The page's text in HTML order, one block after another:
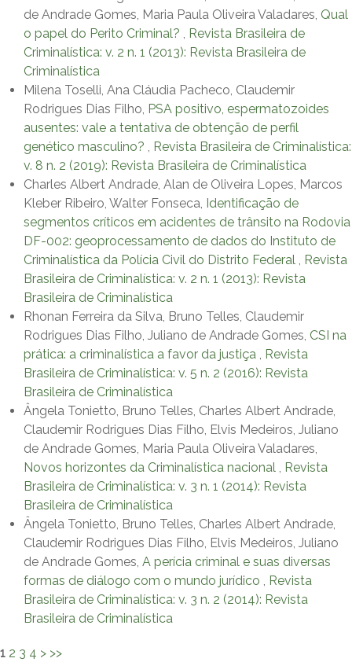
de Andrade Gomes, Maria Paula Oliveira Valadares, Qual
o papel do Perito Criminal? , Revista Brasileira de
Criminalística: v. 2 n. 1 (2013): Revista Brasileira de
Criminalística
Milena Toselli, Ana Cláudia Pacheco, Claudemir
Rodrigues Dias Filho, PSA positivo, espermatozoides
ausentes: vale a tentativa de obtenção de perfil
genético masculino? , Revista Brasileira de Criminalística:
v. 8 n. 2 (2019): Revista Brasileira de Criminalística
Charles Albert Andrade, Alan de Oliveira Lopes, Marcos
Kleber Ribeiro, Walter Fonseca, Identificação de
segmentos críticos em acidentes de trânsito na Rodovia
DF-002: geoprocessamento de dados do Instituto de
Criminalística da Polícia Civil do Distrito Federal , Revista
Brasileira de Criminalística: v. 2 n. 1 (2013): Revista
Brasileira de Criminalística
Rhonan Ferreira da Silva, Bruno Telles, Claudemir
Rodrigues Dias Filho, Juliano de Andrade Gomes, CSI na
prática: a criminalística a favor da justiça , Revista
Brasileira de Criminalística: v. 5 n. 2 (2016): Revista
Brasileira de Criminalística
Ângela Tonietto, Bruno Telles, Charles Albert Andrade,
Claudemir Rodrigues Dias Filho, Elvis Medeiros, Juliano
de Andrade Gomes, Maria Paula Oliveira Valadares,
Novos horizontes da Criminalística nacional , Revista
Brasileira de Criminalística: v. 3 n. 1 (2014): Revista
Brasileira de Criminalística
Ângela Tonietto, Bruno Telles, Charles Albert Andrade,
Claudemir Rodrigues Dias Filho, Elvis Medeiros, Juliano
de Andrade Gomes, A perícia criminal e suas diversas
formas de diálogo com o mundo jurídico , Revista
Brasileira de Criminalística: v. 3 n. 2 (2014): Revista
Brasileira de Criminalística
1 2 3 4 > >>